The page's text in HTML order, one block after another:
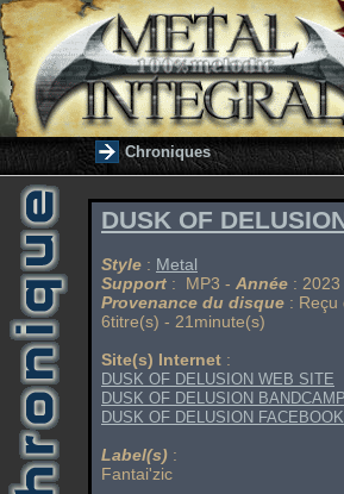
Chroniques
DUSK OF
Style : Metal
Support : MP3 - Année : 2023
Provenance du disque : Reçu
6titre(s) - 21minute(s)
Site(s) Internet :
DUSK OF DELUSION WEB SITE
DUSK OF DELUSION BANDCAMP
DUSK OF DELUSION FACEBOOK
Label(s) :
Fantai'zic